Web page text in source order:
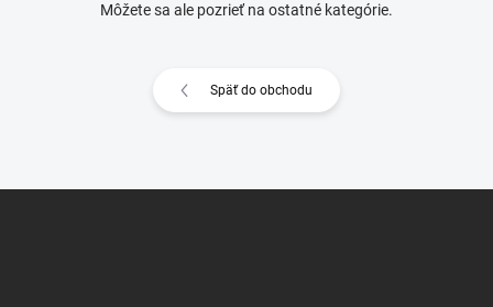
Môžete sa ale pozrieť na ostatné kategórie.
Späť do obchodu